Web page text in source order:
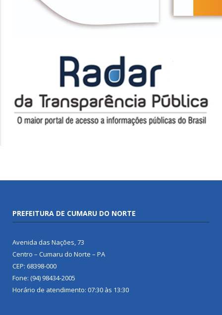
PREFEITURA DE CUMARU DO NORTE
Avenida das Nações, 73
Centro – Cumaru do Norte – PA
CEP: 68398-000
Fone: (94) 98434-2005
Horário de atendimento: 07:30 às 13:30